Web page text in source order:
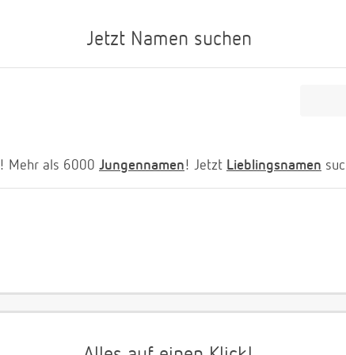
Jetzt Namen suchen
! Mehr als 6000 Jungennamen! Jetzt Lieblingsnamen